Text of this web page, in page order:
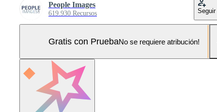
People Images
619.930 Recursos Seguir
Gratis con PruebaNo se requiere atribución!